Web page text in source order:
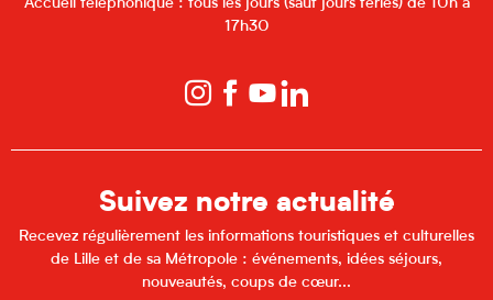
Accueil téléphonique : tous les jours (sauf jours fériés) de 10h à
17h30
Suivez notre actualité
Recevez régulièrement les informations touristiques et culturelles
de Lille et de sa Métropole : événements, idées séjours,
nouveautés, coups de cœur...